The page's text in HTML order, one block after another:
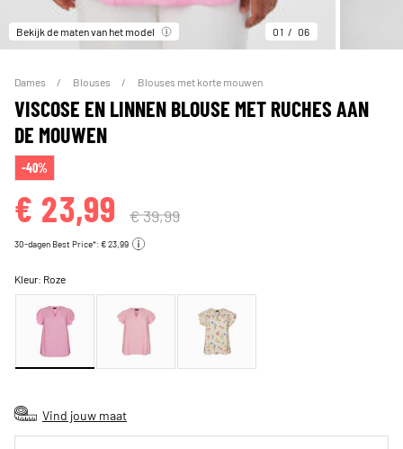
Bekijk de maten van het model 01 06
Dames Blouses Blouses met korte mouwen
VISCOSE EN LINNEN BLOUSE MET RUCHES AAN
DE MOUWEN
-40%
€ 23,99 € 39,99
30-dagen Best Price*: € 23,99
Kleur: Roze
Vind jouw maat